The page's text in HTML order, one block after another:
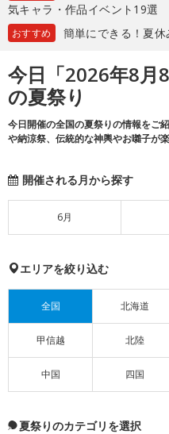
気キャラ・作品イベント19選
おすすめ 簡単にできる！夏
今日「2026年8月
の夏祭り
今日開催の全国の夏祭りの情報をご
や納涼祭、伝統的な神輿やお囃子が
開催される月から探す
6月
エリアを絞り込む
全国 北海道
甲信越 北陸
中国 四国
夏祭りのカテゴリを選択